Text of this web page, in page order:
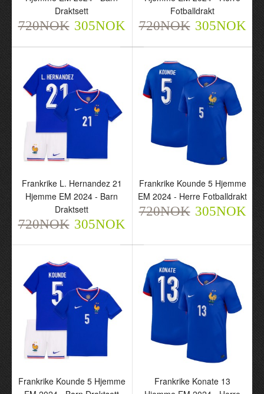
Frankrike M. Thuram 15
Hjemme EM 2024 - Barn
Draktsett
720NOK
Frankrike L. Hernandez
21 Hjemme EM 2024 -
720NOK 305NOK
Frankrike L. Hernandez
21 Hjemme EM 2024 -
Barn Draktsett
720NOK 305NOK
Frankrike Kounde 5
Hjemme EM 2024 - Herre
Fotballdrakt
720NOK 305NOK
Draktsett
720NOK 305NOK
Fotballdrakt
720NOK 305NOK
Frankrike L. Hernandez 21
Hjemme EM 2024 - Barn
Draktsett
720NOK 305NOK
Frankrike Kounde 5 Hjemme
EM 2024 - Herre Fotballdrakt
720NOK 305NOK
Frankrike Kounde 5 Hjemme
Frankrike Konate 13